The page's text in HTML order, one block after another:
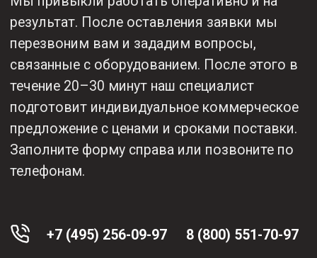
Приобретая любой
товар KEMPPI у нас,
вы получаете:
Гарантию до
2 лет + 1 год
в подарок
Надежное
сертифицированное
Постоянную